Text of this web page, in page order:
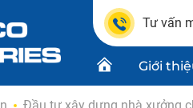
Tư vấn
Giới